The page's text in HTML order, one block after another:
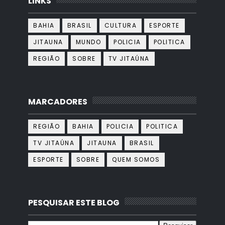
BAHIA BRASIL CULTURA
ESPORTE
JITAUNA
MUNDO POLICIA
POLITICA
REGIÃO
SOBRE TV JITAÚNA
MARCADORES
REGIÃO BAHIA POLICIA
POLITICA
TV JITAÚNA
JITAUNA
BRASIL
ESPORTE
SOBRE QUEM SOMOS
PESQUISAR ESTE BLOG